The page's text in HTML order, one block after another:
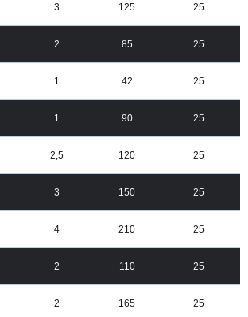
3 125 25
2 85 25
1 42 25
1 90 25
2,5 120 25
3 150 25
4 210 25
2 110 25
2 165 25